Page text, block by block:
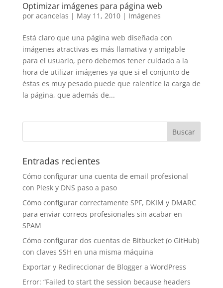
Optimizar imágenes para página web
por acancelas | May 11, 2010| Imágenes
Está claro que una página web diseñada con
imágenes atractivas es más llamativa y amigable
para el usuario, pero debemos tener cuidado a la
hora de utilizar imágenes ya que si el conjunto de
éstas es muy pesado puede que ralentice la carga de
la página, que además de...
Entradas recientes
Cómo configurar una cuenta de email profesional
con Plesk y DNS paso a paso
Cómo configurar correctamente SPF, DKIM y DMARC
para enviar correos profesionales sin acabar en
SPAM
Cómo configurar dos cuentas de Bitbucket (o GitHub)
con claves SSH en una misma máquina
Exportar y Redireccionar de Blogger a WordPress
Error: “Failed to start the session because headers